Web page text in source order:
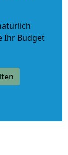
Ihr Budget